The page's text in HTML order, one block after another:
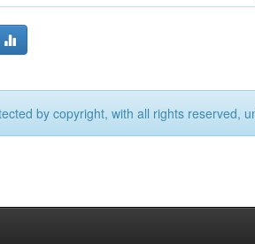
by copyright, with all rights reserved,